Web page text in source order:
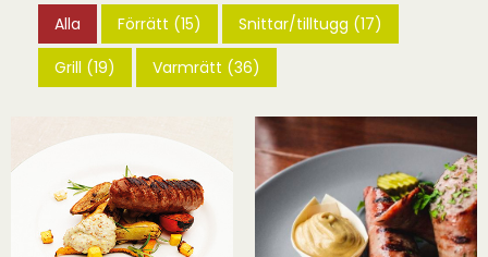
Alla Förrätt (15)
Snittar/tilltugg (17)
Grill (19)
Varmrätt (36)